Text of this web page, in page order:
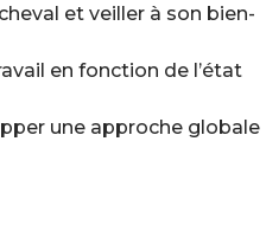
et veiller à son bien-
en fonction de l’état
une approche globale